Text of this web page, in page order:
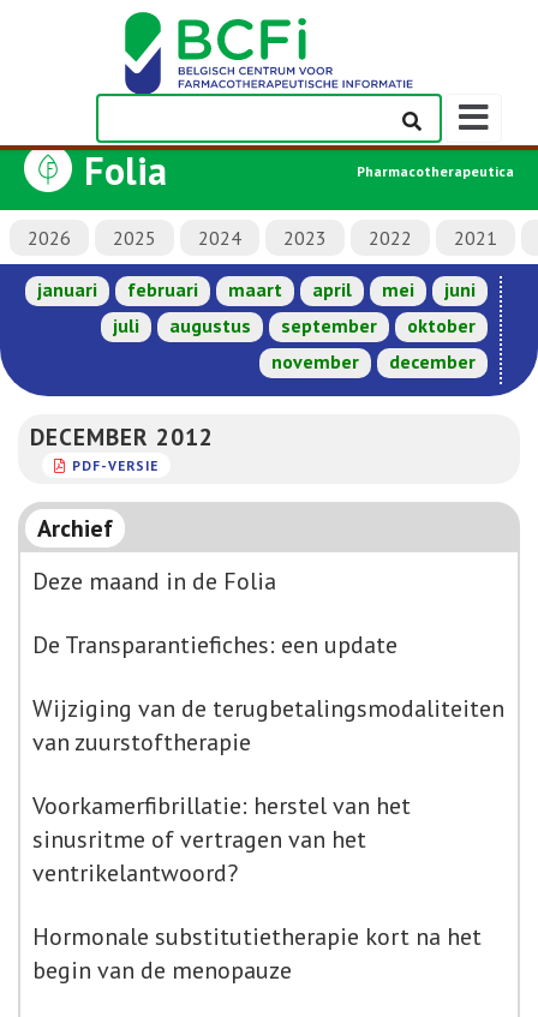
Folia Pharmacotherapeutica
2026 2025 2024 2023 2022 2021
januari februari maart april mei
juni
juli
augustus september
oktober
november
december
DECEMBER 2012
PDF-VERSIE
Archief
Deze maand in de Folia
De Transparantiefiches: een update
Wijziging van de terugbetalingsmodaliteiten
van zuurstoftherapie
Voorkamerfibrillatie: herstel van het
sinusritme of vertragen van het
ventrikelantwoord?
Hormonale substitutietherapie kort na het
begin van de menopauze